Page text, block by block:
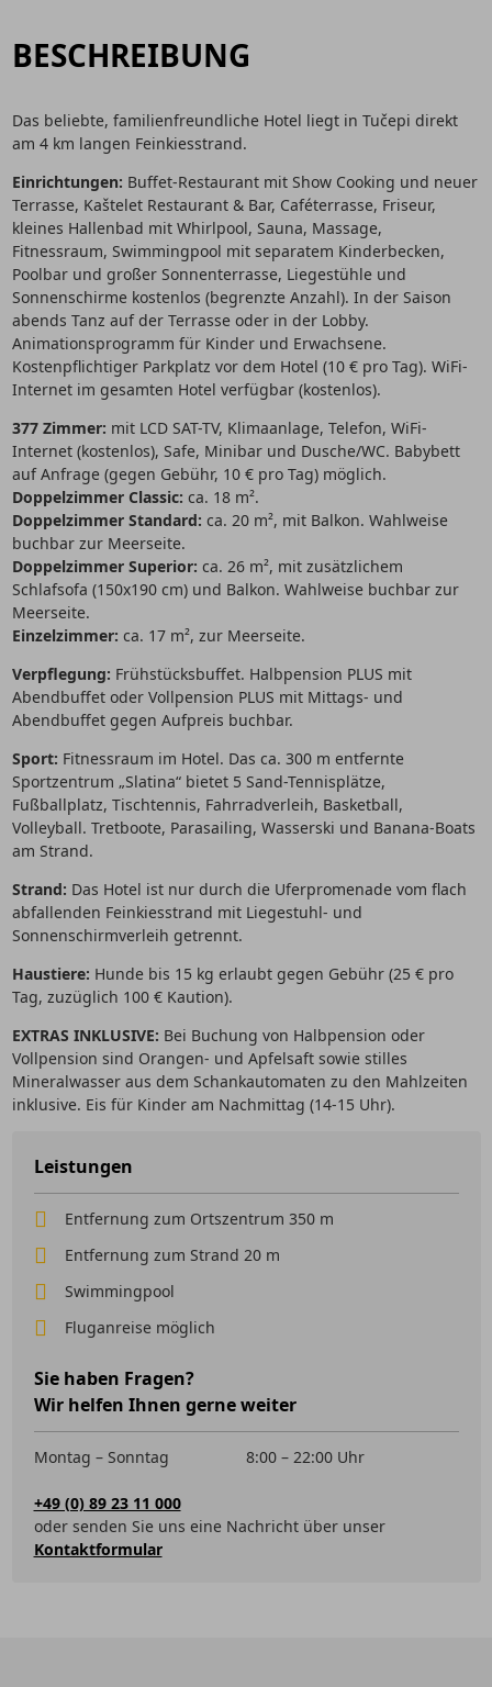
BESCHREIBUNG
Das beliebte, familienfreundliche Hotel liegt in Tučepi direkt
am 4 km langen Feinkiesstrand.
Einrichtungen: Buffet-Restaurant mit Show Cooking und neuer
Terrasse, Kaštelet Restaurant & Bar, Caféterrasse, Friseur,
kleines Hallenbad mit Whirlpool, Sauna, Massage,
Fitnessraum, Swimmingpool mit separatem Kinderbecken,
Poolbar und großer Sonnenterrasse, Liegestühle und
Sonnenschirme kostenlos (begrenzte Anzahl). In der Saison
abends Tanz auf der Terrasse oder in der Lobby.
Animationsprogramm für Kinder und Erwachsene.
Kostenpflichtiger Parkplatz vor dem Hotel (10 € pro Tag). WiFi-
Internet im gesamten Hotel verfügbar (kostenlos).
377 Zimmer: mit LCD SAT-TV, Klimaanlage, Telefon, WiFi-
Internet (kostenlos), Safe, Minibar und Dusche/WC. Babybett
auf Anfrage (gegen Gebühr, 10 € pro Tag) möglich.
Doppelzimmer Classic: ca. 18 m².
Doppelzimmer Standard: ca. 20 m², mit Balkon. Wahlweise
buchbar zur Meerseite.
Doppelzimmer Superior: ca. 26 m², mit zusätzlichem
Schlafsofa (150x190 cm) und Balkon. Wahlweise buchbar zur
Meerseite.
Einzelzimmer: ca. 17 m², zur Meerseite.
Verpflegung: Frühstücksbuffet. Halbpension PLUS mit
Abendbuffet oder Vollpension PLUS mit Mittags- und
Abendbuffet gegen Aufpreis buchbar.
Sport: Fitnessraum im Hotel. Das ca. 300 m entfernte
Sportzentrum „Slatina“ bietet 5 Sand-Tennisplätze,
Fußballplatz, Tischtennis, Fahrradverleih, Basketball,
Volleyball. Tretboote, Parasailing, Wasserski und Banana-Boats
am Strand.
Strand: Das Hotel ist nur durch die Uferpromenade vom flach
abfallenden Feinkiesstrand mit Liegestuhl- und
Sonnenschirmverleih getrennt.
Haustiere: Hunde bis 15 kg erlaubt gegen Gebühr (25 € pro
Tag, zuzüglich 100 € Kaution).
EXTRAS INKLUSIVE: Bei Buchung von Halbpension oder
Vollpension sind Orangen- und Apfelsaft sowie stilles
Mineralwasser aus dem Schankautomaten zu den Mahlzeiten
inklusive. Eis für Kinder am Nachmittag (14-15 Uhr).
Leistungen
Entfernung zum Ortszentrum 350 m
Entfernung zum Strand 20 m
Swimmingpool
Fluganreise möglich
Sie haben Fragen?
Wir helfen Ihnen gerne weiter
Montag – Sonntag 8:00 – 22:00 Uhr
+49 (0) 89 23 11 000
oder senden Sie uns eine Nachricht über unser
Kontaktformular